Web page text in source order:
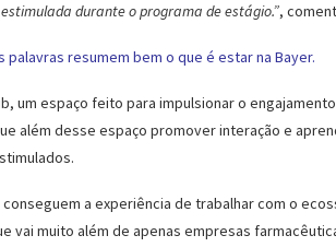
durante o programa de estágio.”,
resumem bem o que é estar na Bayer.
um espaço feito para impulsionar o
além desse espaço promover interação e
a experiência de trabalhar com o
muito além de apenas empresas